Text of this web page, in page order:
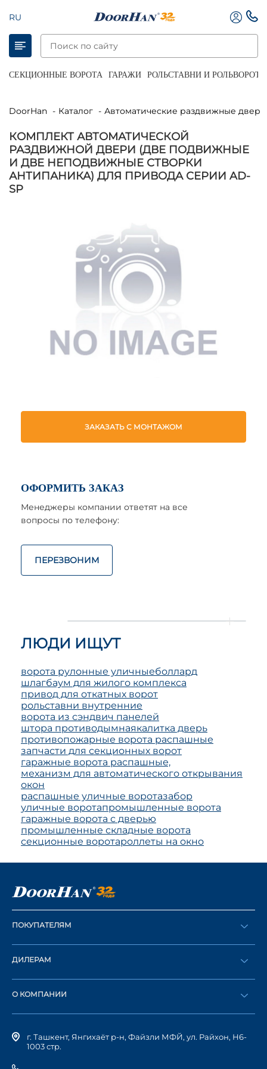
RU
СЕКЦИОННЫЕ ВОРОТА ГАРАЖИ РОЛЬСТАВНИ И РОЛЬВОРОТА
DoorHan Каталог Автоматические раздвижные двери
КОМПЛЕКТ АВТОМАТИЧЕСКОЙ
РАЗДВИЖНОЙ ДВЕРИ (ДВЕ ПОДВИЖНЫЕ
И ДВЕ НЕПОДВИЖНЫЕ СТВОРКИ
АНТИПАНИКА) ДЛЯ ПРИВОДА СЕРИИ AD-
SP
ЗАКАЗАТЬ С МОНТАЖОМ
ОФОРМИТЬ ЗАКАЗ
Менеджеры компании ответят на все
вопросы по телефону:
ПЕРЕЗВОНИМ
ЛЮДИ ИЩУТ
ворота рулонные уличныеболлард
шлагбаум для жилого комплекса
привод для откатных ворот
рольставни внутренние
ворота из сэндвич панелей
штора противодымнаякалитка дверь
противопожарные ворота распашные
запчасти для секционных ворот
гаражные ворота распашные,
механизм для автоматического открывания
окон
распашные уличные воротазабор
уличные воротапромышленные ворота
гаражные ворота с дверью
промышленные складные ворота
секционные воротароллеты на окно
ПОКУПАТЕЛЯМ
Оформить заказ
Каталог
ДИЛЕРАМ
Стать дилером
О КОМПАНИИ
История компании
г. Ташкент, Янгихаёт р-н, Файзли МФЙ, ул. Райхон, Н6-
1003 стр.